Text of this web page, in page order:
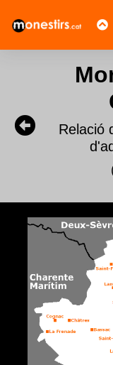
Relació